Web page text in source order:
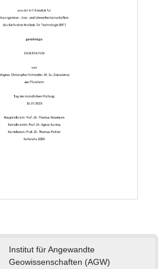
Institut für Angewandte
Geowissenschaften (AGW)